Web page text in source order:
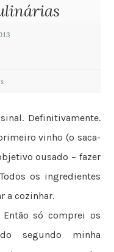
Definitivamente.
vinho (o saca-
ousado – fazer
os ingredientes
a cozinhar.
só comprei os
segundo minha